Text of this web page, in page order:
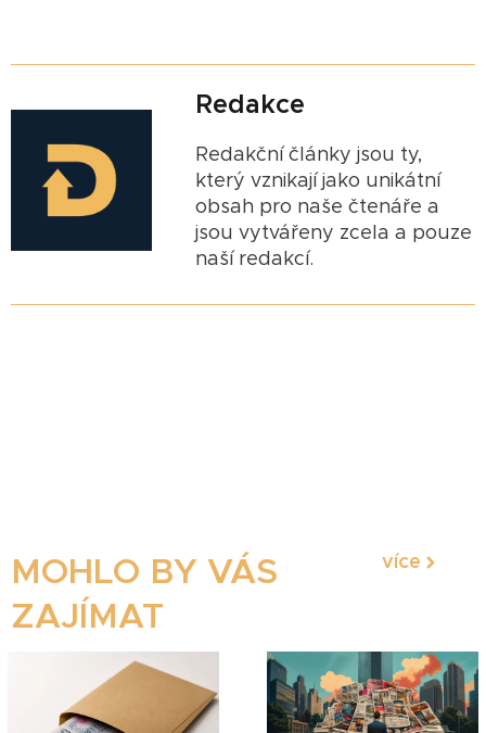
Redakce
Redakční články jsou ty,
který vznikají jako unikátní
obsah pro naše čtenáře a
jsou vytvářeny zcela a pouze
naší redakcí.
MOHLO BY VÁS
ZAJÍMAT
více